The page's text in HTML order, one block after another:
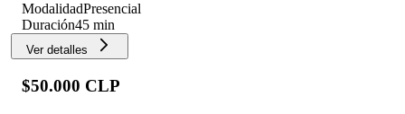
ModalidadPresencial
Duración45 min
Ver detalles
$50.000 CLP